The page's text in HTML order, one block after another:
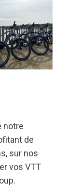
notre
de
sur nos
vos VTT